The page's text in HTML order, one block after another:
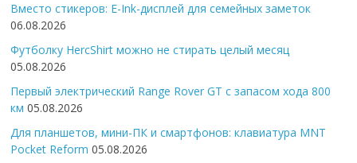
Вместо стикеров: E-Ink-дисплей для семейных заметок
06.08.2026
Футболку HercShirt можно не стирать целый месяц
05.08.2026
Первый электрический Range Rover GT с запасом хода 800
км 05.08.2026
Для планшетов, мини-ПК и смартфонов: клавиатура MNT
Pocket Reform 05.08.2026